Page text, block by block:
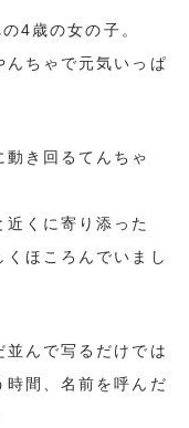
4歳の女の子。
んちゃで元気いっぱ
き回るてんちゃ
くに寄り添った
ほころんでいまし
んで写るだけでは
時間、名前を呼んだ